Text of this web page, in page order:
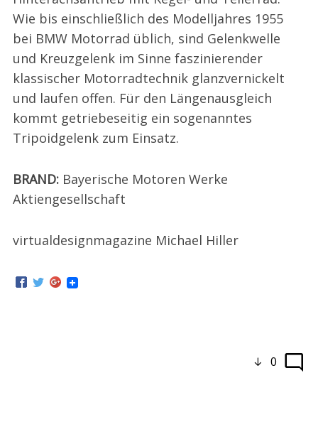
Wie bis einschließlich des Modelljahres 1955
bei BMW Motorrad üblich, sind Gelenkwelle
und Kreuzgelenk im Sinne faszinierender
klassischer Motorradtechnik glanzvernickelt
und laufen offen. Für den Längenausgleich
kommt getriebeseitig ein sogenanntes
Tripoidgelenk zum Einsatz.
BRAND: Bayerische Motoren Werke
Aktiengesellschaft
virtualdesignmagazine Michael Hiller
0